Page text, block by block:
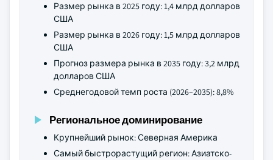
Размер рынка в 2025 году: 1,4 млрд долларов
США
Размер рынка в 2026 году: 1,5 млрд долларов
США
Прогноз размера рынка в 2035 году: 3,2 млрд
долларов США
Среднегодовой темп роста (2026–2035): 8,8%
Региональное доминирование
Крупнейший рынок: Северная Америка
Самый быстрорастущий регион: Азиатско-